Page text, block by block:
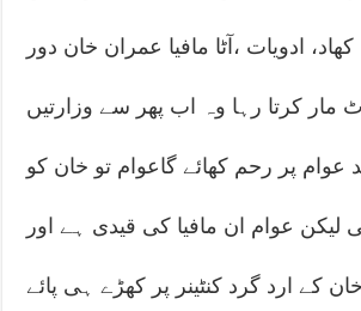
ادویات ،آٹا مافیا عمران خان دور
مار کرتا رہا وہ اب پھر سے وزارتیں
عوام پر رحم کھائے گاعوام تو خان کو
عوام ان مافیا کی قیدی ہے اور
کے ارد گرد کنٹینر پر کھڑے ہی پائے